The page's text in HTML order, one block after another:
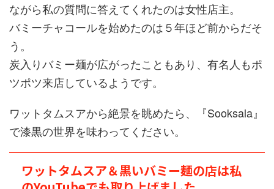
ながら私の質問に答えてくれたのは女性店主。
バミーチャコールを始めたのは５年ほど前からだそ
う。
炭入りバミー麺が広がったこともあり、有名人もポ
ツポツ来店しているようです。
ワットタムスアから絶景を眺めたら、『Sooksala』
で漆黒の世界を味わってください。
ワットタムスア＆黒いバミー麺の店は私